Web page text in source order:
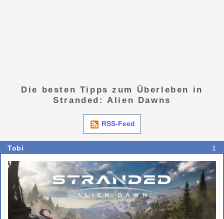
Die besten Tipps zum Überleben in
Stranded: Alien Dawns
RSS-Feed
1
Tobi